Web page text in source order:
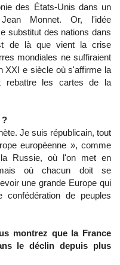
des États-Unis dans un
Monnet. Or, l'idée
substitut des nations dans
de là que vient la crise
mondiales ne suffiraient
XXI e siècle où s'affirme la
rebattre les cartes de la
?
Je suis républicain, tout
européenne », comme
Russie, où l'on met en
où chacun doit se
une grande Europe qui
de peuples
montrez que la France
le déclin depuis plus